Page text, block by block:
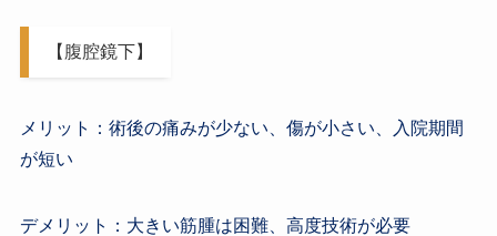
【腹腔鏡下】
メリット：術後の痛みが少ない、傷が小さい、入院期間
が短い
デメリット：大きい筋腫は困難、高度技術が必要